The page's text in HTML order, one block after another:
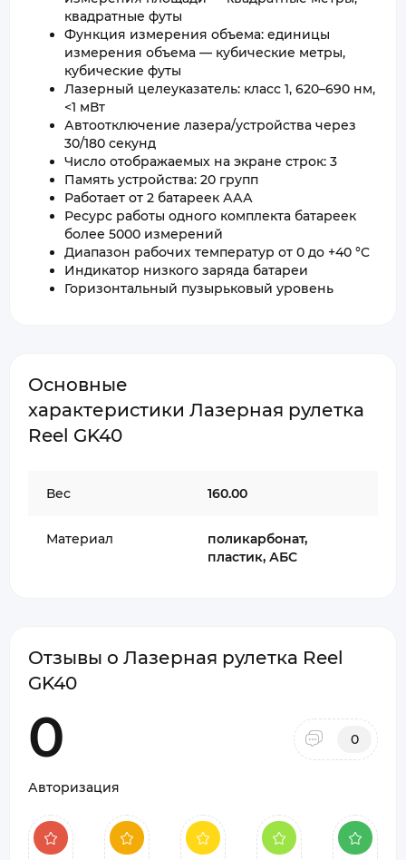
квадратные футы
Функция измерения объема: единицы
измерения объема — кубические метры,
кубические футы
Лазерный целеуказатель: класс 1, 620–690 нм,
<1 мВт
Автоотключение лазера/устройства через
30/180 секунд
Число отображаемых на экране строк: 3
Память устройства: 20 групп
Работает от 2 батареек ААА
Ресурс работы одного комплекта батареек
более 5000 измерений
Диапазон рабочих температур от 0 до +40 °C
Индикатор низкого заряда батареи
Горизонтальный пузырьковый уровень
Основные
характеристики Лазерная рулетка
Reel GK40
Вес 160.00
Материал
поликарбонат,
пластик, АБС
Отзывы о Лазерная рулетка Reel
GK40
0 0
Авторизация